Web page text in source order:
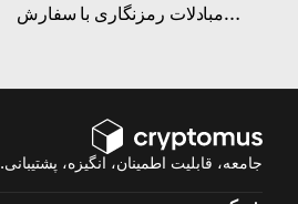
مبادلات رمزنگاری با سفارش
شما انواع سفارش پیشرفته ، مزایای
و عملکردهای آنها را بررسی خواهید
جامعه، قابلیت اطمینان، انگیزه، پشتیبانی.